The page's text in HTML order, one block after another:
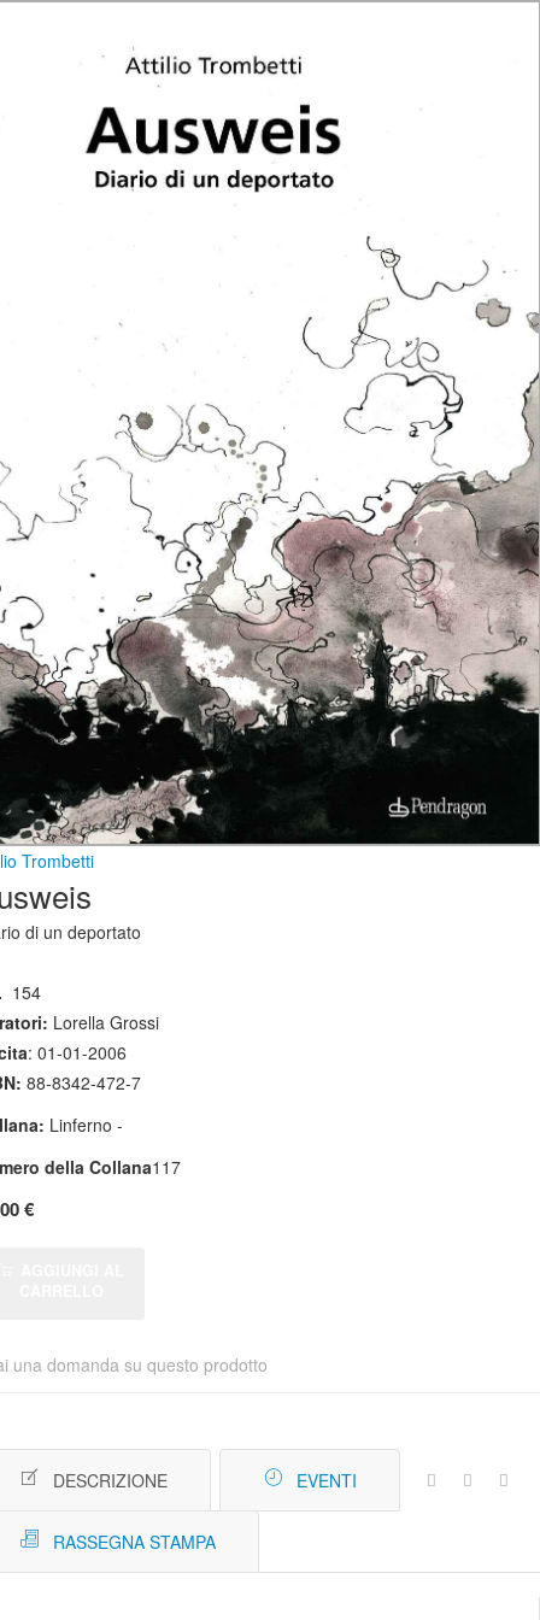
Trombetti
di un deportato
154
Lorella Grossi
: 01-01-2006
88-8342-472-7
Linferno -
della Collana117
€
una domanda su questo prodotto
DESCRIZIONE EVENTI
RASSEGNA STAMPA